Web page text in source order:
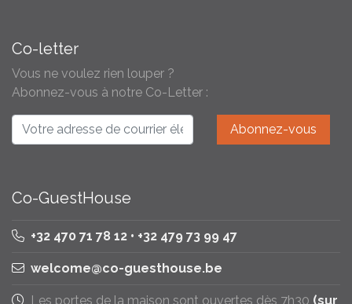
Co-letter
Vous ne voulez rien louper ?
Abonnez-vous à notre Co-Letter :
Co-GuestHouse
+32 470 71 78 12 • +32 479 73 99 47
welcome@co-guesthouse.be
Les portes de la maison sont ouvertes dès 7h30 (sur